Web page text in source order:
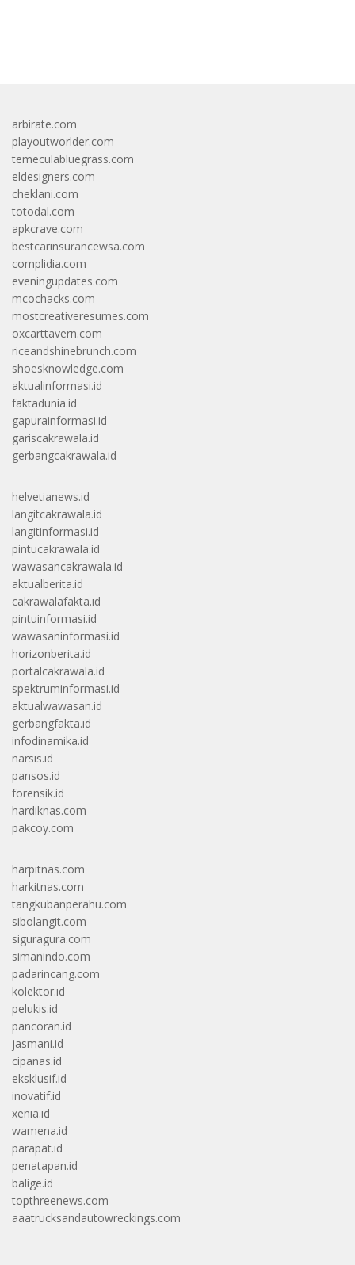
arbirate.com
playoutworlder.com
temeculabluegrass.com
eldesigners.com
cheklani.com
totodal.com
apkcrave.com
bestcarinsurancewsa.com
complidia.com
eveningupdates.com
mcochacks.com
mostcreativeresumes.com
oxcarttavern.com
riceandshinebrunch.com
shoesknowledge.com
aktualinformasi.id
faktadunia.id
gapurainformasi.id
gariscakrawala.id
gerbangcakrawala.id
helvetianews.id
langitcakrawala.id
langitinformasi.id
pintucakrawala.id
wawasancakrawala.id
aktualberita.id
cakrawalafakta.id
pintuinformasi.id
wawasaninformasi.id
horizonberita.id
portalcakrawala.id
spektruminformasi.id
aktualwawasan.id
gerbangfakta.id
infodinamika.id
narsis.id
pansos.id
forensik.id
hardiknas.com
pakcoy.com
harpitnas.com
harkitnas.com
tangkubanperahu.com
sibolangit.com
siguragura.com
simanindo.com
padarincang.com
kolektor.id
pelukis.id
pancoran.id
jasmani.id
cipanas.id
eksklusif.id
inovatif.id
xenia.id
wamena.id
parapat.id
penatapan.id
balige.id
topthreenews.com
aaatrucksandautowreckings.com